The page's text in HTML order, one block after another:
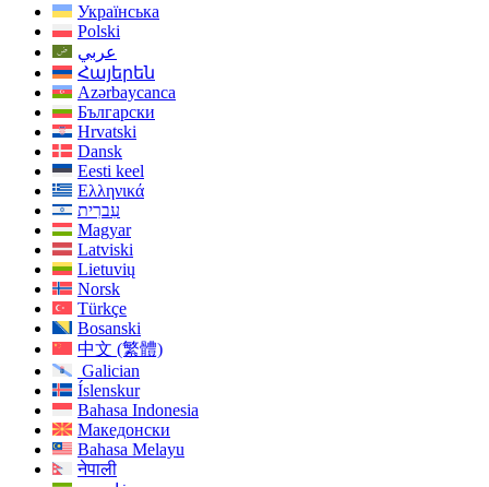
Українська
Polski
عربي
Հայերեն
Azərbaycanca
Български
Hrvatski
Dansk
Eesti keel
Ελληνικά
עִברִית
Magyar
Latviski
Lietuvių
Norsk
Türkçe
Bosanski
中文 (繁體)
Galician
Íslenskur
Bahasa Indonesia
Македонски
Bahasa Melayu
नेपाली